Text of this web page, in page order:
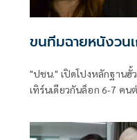
ขนทีมฉายหนังวน
"ปชน." เปิดโปงหลักฐาน
เทิร์นเดียวกันล็อก 6-7 คน